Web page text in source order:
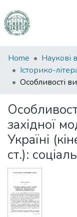
Communities
&
Collections
Statistics
Home
західної
Україні
ст.):